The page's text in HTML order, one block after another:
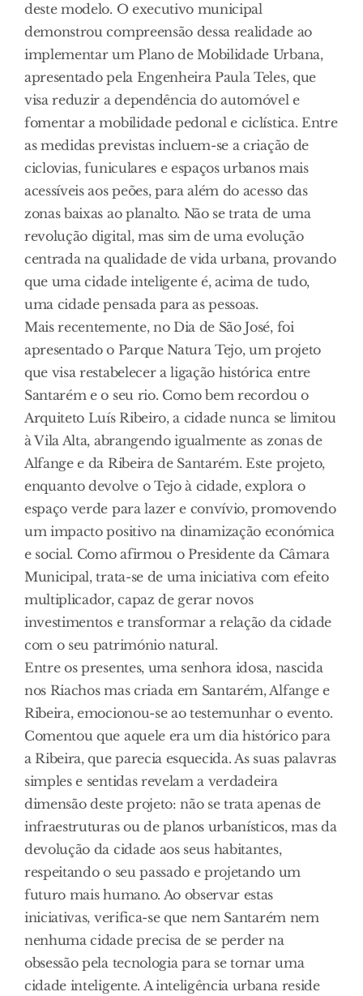
deste modelo. O executivo municipal
demonstrou compreensão dessa realidade ao
implementar um Plano de Mobilidade Urbana,
apresentado pela Engenheira Paula Teles, que
visa reduzir a dependência do automóvel e
fomentar a mobilidade pedonal e ciclística. Entre
as medidas previstas incluem-se a criação de
ciclovias, funiculares e espaços urbanos mais
acessíveis aos peões, para além do acesso das
zonas baixas ao planalto. Não se trata de uma
revolução digital, mas sim de uma evolução
centrada na qualidade de vida urbana, provando
que uma cidade inteligente é, acima de tudo,
uma cidade pensada para as pessoas.
Mais recentemente, no Dia de São José, foi
apresentado o Parque Natura Tejo, um projeto
que visa restabelecer a ligação histórica entre
Santarém e o seu rio. Como bem recordou o
Arquiteto Luís Ribeiro, a cidade nunca se limitou
à Vila Alta, abrangendo igualmente as zonas de
Alfange e da Ribeira de Santarém. Este projeto,
enquanto devolve o Tejo à cidade, explora o
espaço verde para lazer e convívio, promovendo
um impacto positivo na dinamização económica
e social. Como afirmou o Presidente da Câmara
Municipal, trata-se de uma iniciativa com efeito
multiplicador, capaz de gerar novos
investimentos e transformar a relação da cidade
com o seu património natural.
Entre os presentes, uma senhora idosa, nascida
nos Riachos mas criada em Santarém, Alfange e
Ribeira, emocionou-se ao testemunhar o evento.
Comentou que aquele era um dia histórico para
a Ribeira, que parecia esquecida. As suas palavras
simples e sentidas revelam a verdadeira
dimensão deste projeto: não se trata apenas de
infraestruturas ou de planos urbanísticos, mas da
devolução da cidade aos seus habitantes,
respeitando o seu passado e projetando um
futuro mais humano. Ao observar estas
iniciativas, verifica-se que nem Santarém nem
nenhuma cidade precisa de se perder na
obsessão pela tecnologia para se tornar uma
cidade inteligente. A inteligência urbana reside